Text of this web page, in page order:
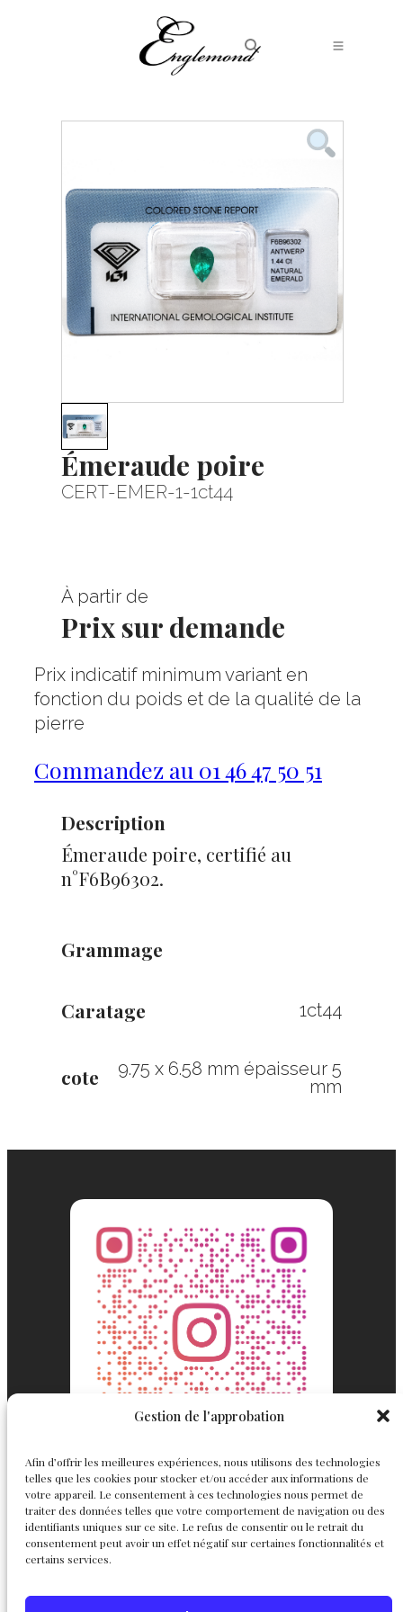
Gestion de l'approbation
Afin d’offrir les meilleures expériences, nous utilisons des technologies
telles que les cookies pour stocker et/ou accéder aux informations de
votre appareil. Le consentement à ces technologies nous permet de
traiter des données telles que votre comportement de navigation ou des
identifiants uniques sur ce site. Le refus de consentir ou le retrait du
consentement peut avoir un effet négatif sur certaines fonctionnalités et
certains services.
Émeraude poire
CERT-EMER-1-1ct44
À partir de
Prix sur demande
Prix indicatif minimum variant en
fonction du poids et de la qualité de la
pierre
Commandez au 01 46 47 50 51
Description
Émeraude poire, certifié au
n°F6B96302.
Grammage
Caratage 1ct44
cote
9.75 x 6.58 mm épaisseur 5
mm
Englemond